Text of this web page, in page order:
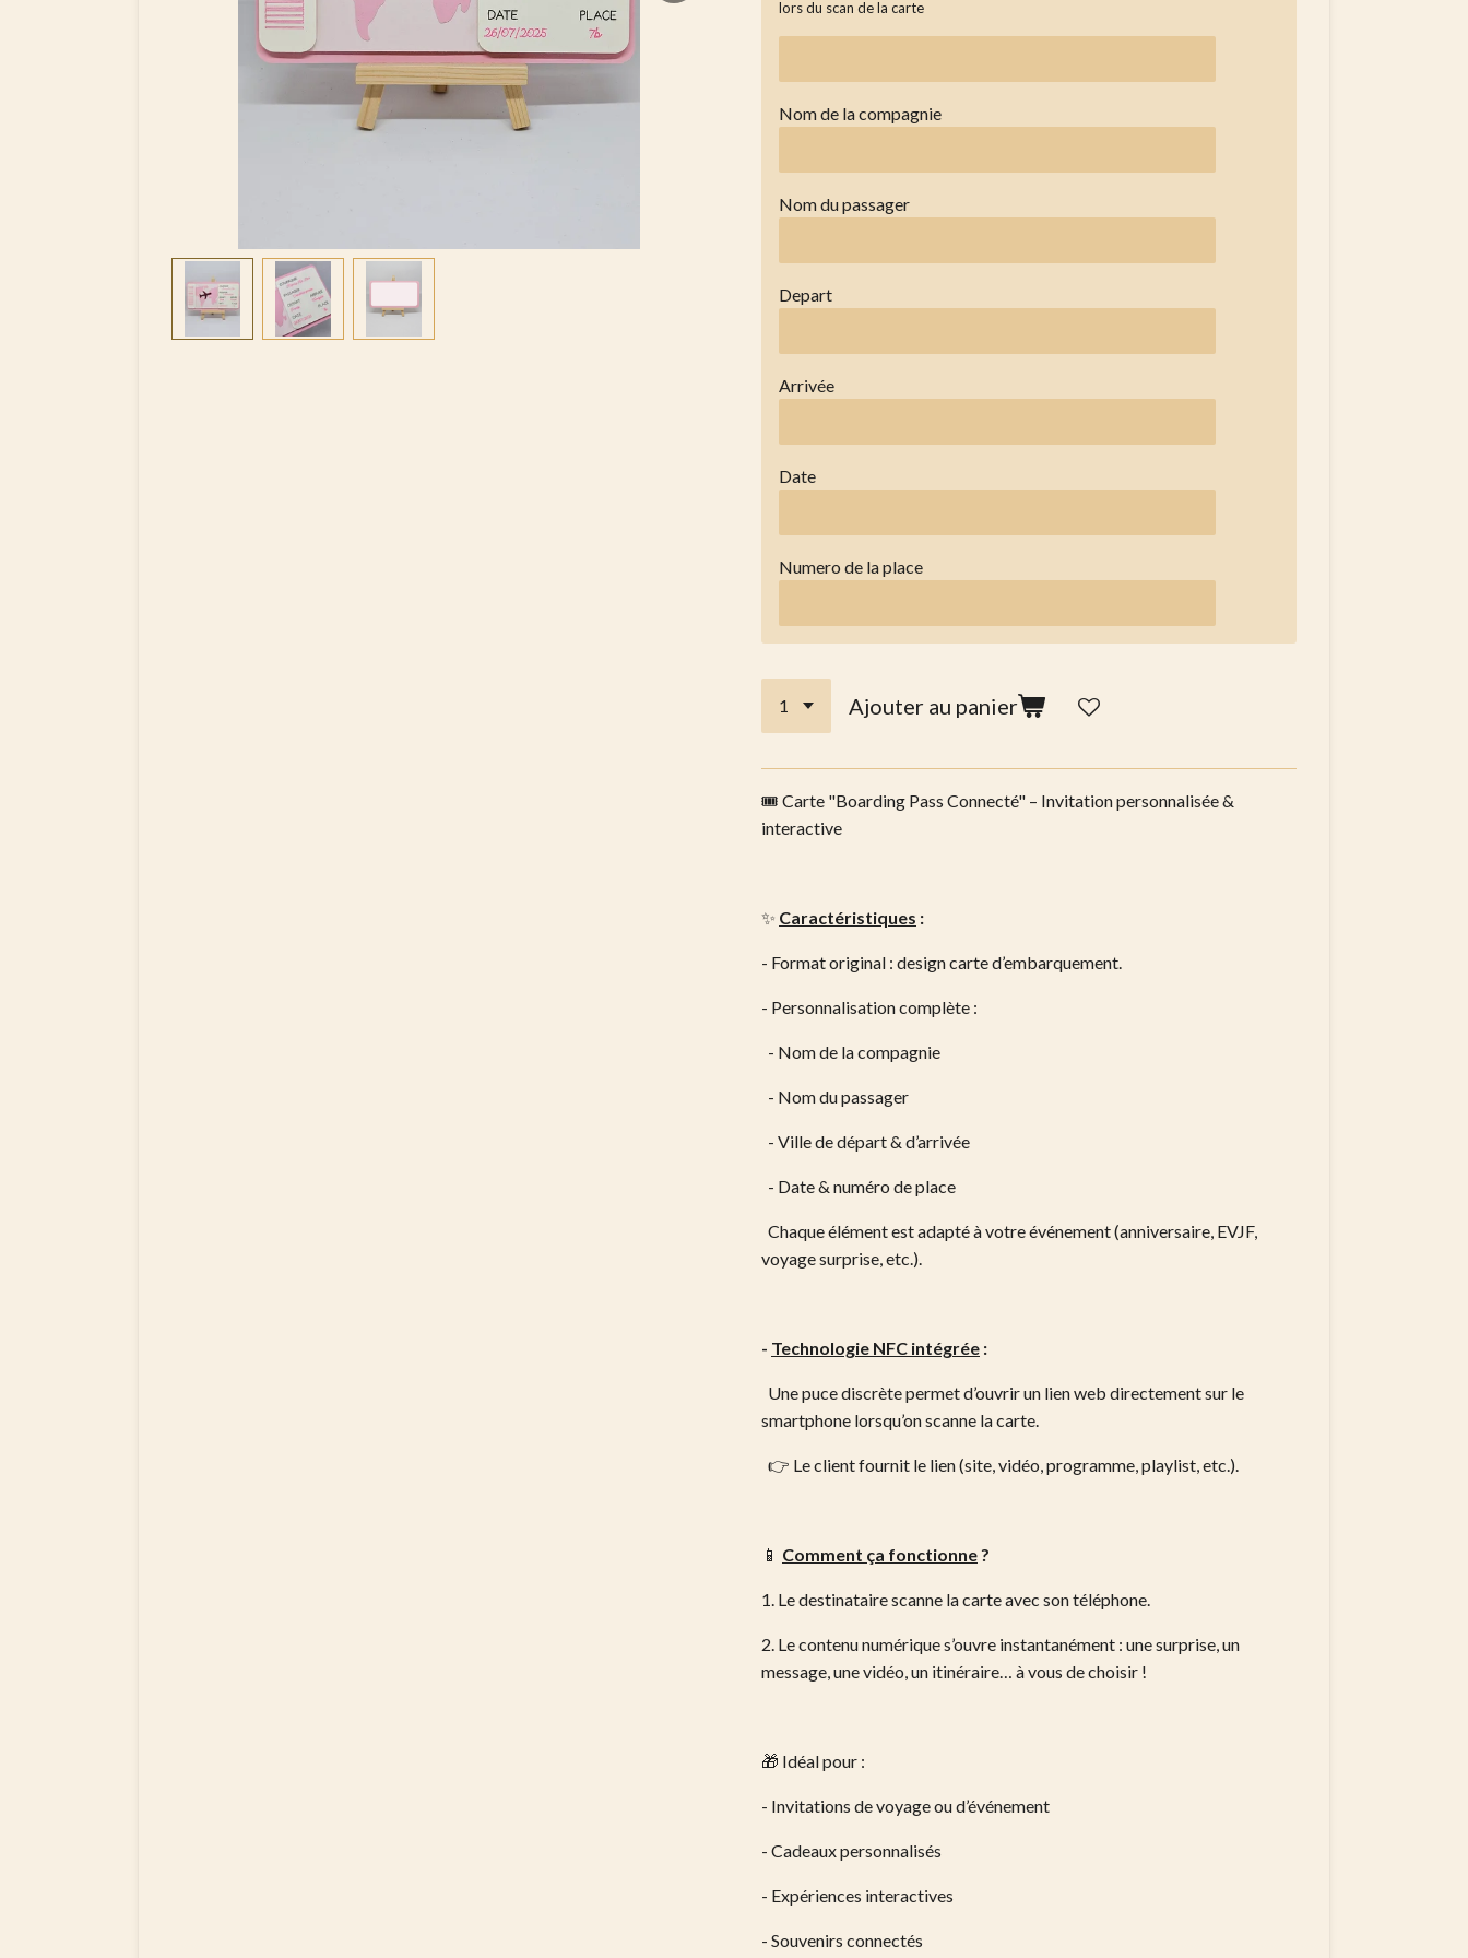
lors du scan de la carte
Nom de la compagnie
Nom du passager
Depart
Arrivée
Date
Numero de la place
Ajouter au panier
🎟️ Carte "Boarding Pass Connecté" – Invitation personnalisée &
interactive
✨ Caractéristiques :
- Format original : design carte d’embarquement.
- Personnalisation complète :
- Nom de la compagnie
- Nom du passager
- Ville de départ & d’arrivée
- Date & numéro de place
Chaque élément est adapté à votre événement (anniversaire, EVJF,
voyage surprise, etc.).
- Technologie NFC intégrée :
Une puce discrète permet d’ouvrir un lien web directement sur le
smartphone lorsqu’on scanne la carte.
👉 Le client fournit le lien (site, vidéo, programme, playlist, etc.).
📱 Comment ça fonctionne ?
1. Le destinataire scanne la carte avec son téléphone.
2. Le contenu numérique s’ouvre instantanément : une surprise, un
message, une vidéo, un itinéraire… à vous de choisir !
🎁 Idéal pour :
- Invitations de voyage ou d’événement
- Cadeaux personnalisés
- Expériences interactives
- Souvenirs connectés